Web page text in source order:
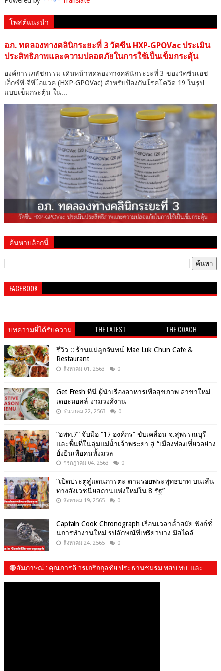
โพสต์แนะนำ
อภ. ทดลองทางคลินิกระยะที่ 3 วัคซีน HXP-GPOVac ประเมิน
ประสิทธิภาพและความปลอดภัยในการใช้เป็นเข็มกระตุ้น
องค์การเภสัชกรรม เดินหน้าทดลองทางคลินิกระยะที่ 3 ของวัคซีนเอช
เอ็กซ์พี-จีพีโอแวค (HXP-GPOVac) สำหรับป้องกันโรคโควิด 19 ในรูป
แบบเข็มกระตุ้น ใน...
ค้นหาบล็อกนี้
FACEBOOK
บทความที่ได้รับความ
นิยม
THE LATEST THE COACH
รีวิว :: ร้านแม่ลูกจันทน์ Mae Luk Chun Cafe &
Restaurant
สิงหาคม 01, 2563 0
Get​ Fresh​ ที่นี่ ผู้นำเรื่องอาหารเพื่อสุขภาพ​ สาขาใหม่
เดอะมอลล์ งามวงศ์งาน
ธันวาคม 22, 2563 0
“อพท.7” จับมือ “17 องค์กร” ขับเคลื่อน จ.สุพรรณบุรี
และพื้นที่ในลุ่มแม่น้ำเจ้าพระยา สู่ “เมืองท่องเที่ยวอย่าง
ยั่งยืนเพื่อคนทั้งมวล
กรกฎาคม 04, 2563 0
“เปิดประตูสู่แดนภารตะ ตามรอยพระพุทธบาท บนเส้น
ทางสังเวชนียสถานแห่งใหม่ใน 8 รัฐ”
สิงหาคม 19, 2565 0
Captain Cook Chronograph เรือนเวลาล้ำสมัย ฟังก์ชั่
นการทำงานใหม่ รูปลักษณ์ที่เพรียวบาง มีสไตล์
สิงหาคม 24, 2565 0
🔴สัมภาษณ์​ : คุณภารดี วรเกริกกุลชัย ประธานชมรม พสบ.ทบ. และ​